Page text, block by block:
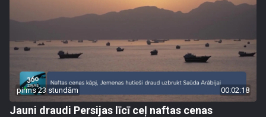
pirms 23 stundām 00:02:18
Jauni draudi Persijas līcī ceļ naftas cenas